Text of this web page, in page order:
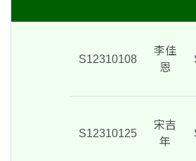
S12310108
李佳
恩
S12310125
宋吉
年